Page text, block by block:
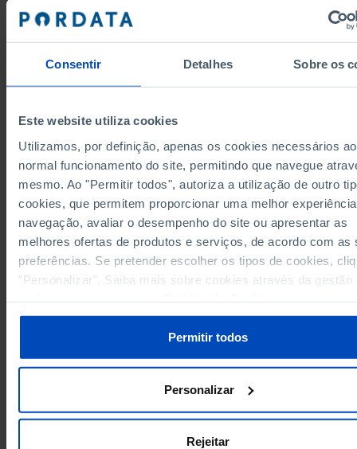
Consentir Detalhes Sobre os
Este website utiliza cookies
Utilizamos, por definição, apenas os cookies necessários ao
normal funcionamento do site, permitindo que navegue
mesmo. Ao "Permitir todos", autoriza a utilização de outro
cookies, que permitem proporcionar uma melhor
navegação, avaliar o desempenho do site ou apresentar as
melhores ofertas de produtos e serviços, de acordo com as
preferências. Se pretender escolher os tipos de cookies,
"Personalizar". Saiba mais sobre cookies através da gestão
Permitir todos
Personalizar
Rejeitar
Grupos/Países
Um adulto
Alemanha
34,8
Bélgica
100,0 100,0
30,2
Bulgária
100,0 100,0
24,3
Chipre
100,0 100,0
14,8
Croácia
100,0 100,0
25,1
Dinamarca
100,0 100,0 -
100,0 100,0
18,3
100,0
100,0
Hungria
100,0 100,0
25,7
100,0